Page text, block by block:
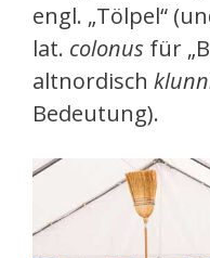
engl. „Tölpel“
lat. colonus für
altnordisch
Bedeutung).